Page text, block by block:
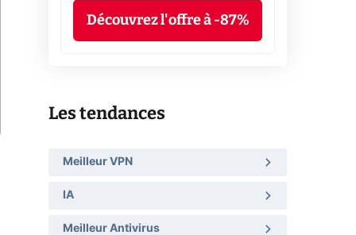
Découvrez l'offre à -87%
Les tendances
Meilleur VPN
IA
Meilleur Antivirus